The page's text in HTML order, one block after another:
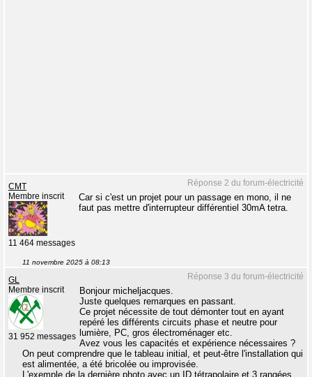
Réponse 2 du forum-électricité
CMT
Membre inscrit
11 464 messages
Car si c'est un projet pour un passage en mono, il ne
faut pas mettre d'interrupteur différentiel 30mA tetra.
11 novembre 2025 à 08:13
Réponse 3 du forum-électricité
GL
Membre inscrit
31 952 messages
Bonjour micheljacques.
Juste quelques remarques en passant.
Ce projet nécessite de tout démonter tout en ayant
repéré les différents circuits phase et neutre pour
lumière, PC, gros électroménager etc.
Avez vous les capacités et expérience nécessaires ?
On peut comprendre que le tableau initial, et peut-être l'installation qui
est alimentée, a été bricolée ou improvisée.
L'exemple de la dernière photo avec un ID tétrapolaire et 3 rangées